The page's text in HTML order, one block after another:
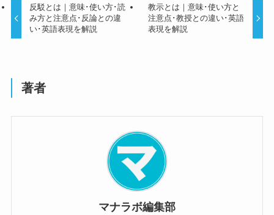
反駁とは｜意味･使い方･読
み方と注意点･反論との違
い･英語表現を解説
教示とは｜意味･使い方と
注意点･教授との違い･英語
表現を解説
著者
マナラボ編集部